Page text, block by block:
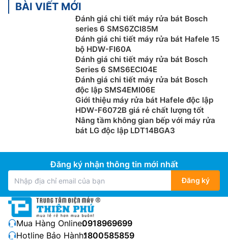
BÀI VIẾT MỚI
Đánh giá chi tiết máy rửa bát Bosch
series 6 SMS6ZCI85M
Đánh giá chi tiết máy rửa bát Hafele 15
bộ HDW-FI60A
Đánh giá chi tiết máy rửa bát Bosch
Series 6 SMS6ECI04E
Đánh giá chi tiết máy rửa bát Bosch
độc lập SMS4EMI06E
Giới thiệu máy rửa bát Hafele độc lập
HDW-F6072B giá rẻ chất lượng tốt
Nâng tầm không gian bếp với máy rửa
bát LG độc lập LDT14BGA3
Đăng ký nhận thông tin mới nhất
Đăng ký
Mua Hàng Online:0918969699
Hotline Bảo Hành:1800585859